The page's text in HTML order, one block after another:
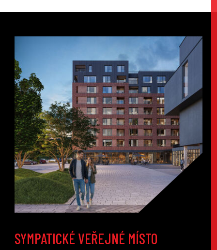
SYMPATICKÉ VEŘEJNÉ MÍSTO